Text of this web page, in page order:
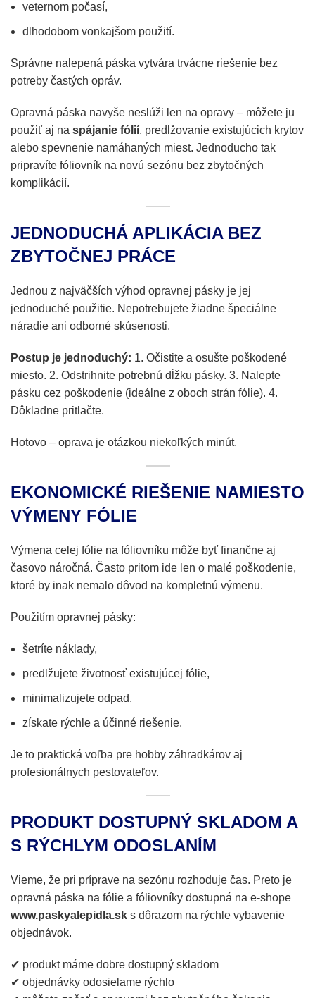
veternom počasí,
dlhodobom vonkajšom použití.
Správne nalepená páska vytvára trvácne riešenie bez
potreby častých opráv.
Opravná páska navyše neslúži len na opravy – môžete ju
použiť aj na spájanie fólií, predlžovanie existujúcich krytov
alebo spevnenie namáhaných miest. Jednoducho tak
pripravíte fóliovník na novú sezónu bez zbytočných
komplikácií.
JEDNODUCHÁ APLIKÁCIA BEZ
ZBYTOČNEJ PRÁCE
Jednou z najväčších výhod opravnej pásky je jej
jednoduché použitie. Nepotrebujete žiadne špeciálne
náradie ani odborné skúsenosti.
Postup je jednoduchý: 1. Očistite a osušte poškodené
miesto. 2. Odstrihnite potrebnú dĺžku pásky. 3. Nalepte
pásku cez poškodenie (ideálne z oboch strán fólie). 4.
Dôkladne pritlačte.
Hotovo – oprava je otázkou niekoľkých minút.
EKONOMICKÉ RIEŠENIE NAMIESTO
VÝMENY FÓLIE
Výmena celej fólie na fóliovníku môže byť finančne aj
časovo náročná. Často pritom ide len o malé poškodenie,
ktoré by inak nemalo dôvod na kompletnú výmenu.
Použitím opravnej pásky:
šetríte náklady,
predlžujete životnosť existujúcej fólie,
minimalizujete odpad,
získate rýchle a účinné riešenie.
Je to praktická voľba pre hobby záhradkárov aj
profesionálnych pestovateľov.
PRODUKT DOSTUPNÝ SKLADOM A
S RÝCHLYM ODOSLANÍM
Vieme, že pri príprave na sezónu rozhoduje čas. Preto je
opravná páska na fólie a fóliovníky dostupná na e-shope
www.paskyalepidla.sk s dôrazom na rýchle vybavenie
objednávok.
✔ produkt máme dobre dostupný skladom
✔ objednávky odosielame rýchlo